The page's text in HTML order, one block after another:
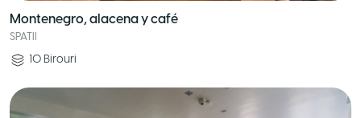
Montenegro, alacena y café
SPATII
10 Birouri